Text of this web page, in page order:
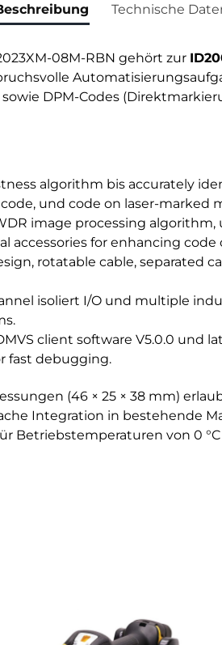
Technische
08M-RBN gehört zur
sowie DPM-Codes
algorithm bis accurately
und code on laser-marked
image processing
accessories for enhancing code
rotatable cable, separated
isoliert I/O und multiple
client software V5.0.0 und
fast debugging.
(46 × 25 × 38 mm)
Integration in bestehende
Betriebstemperaturen von 0 °C